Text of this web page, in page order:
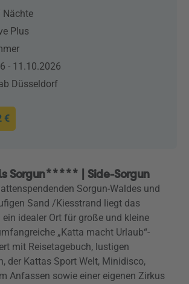
Nächte
Plus
- 11.10.2026
Düsseldorf
€
Sorgun***** | Side-Sorgun
Sorgun-Waldes und
Sand /Kiesstrand liegt das
ein idealer Ort für große und kleine
„Katta macht Urlaub“-
mit Reisetagebuch, lustigen
der Kattas Sport Welt, Minidisco,
Anfassen sowie einer eigenen Zirkus